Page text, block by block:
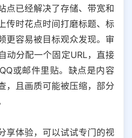
点已经解决了存储、带宽和
传时花点时间打磨标题、标
更容易被目标观众发现。审
动分配一个固定URL，直接
或邮件里贴。缺点是内容
，且画质可能被压缩，部分
享体验，可以试试专门的视